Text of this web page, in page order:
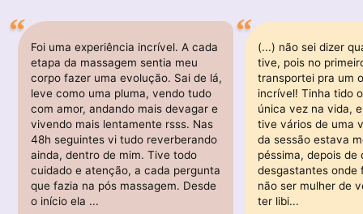
Foi uma experiência incrível. A cada
etapa da massagem sentia meu
corpo fazer uma evolução. Sai de lá,
leve como uma pluma, vendo tudo
com amor, andando mais devagar e
vivendo mais lentamente rsss. Nas
48h seguintes vi tudo reverberando
ainda, dentro de mim. Tive todo
cuidado e atenção, a cada pergunta
que fazia na pós massagem. Desde
o início ela ...
(...) não sei dizer
tive, pois no
transportei pra um
incrível! Tinha tido
única vez na vida,
tive vários de uma
da sessão estava
péssima, depois de
desgastantes onde
não ser mulher de
ter libi...